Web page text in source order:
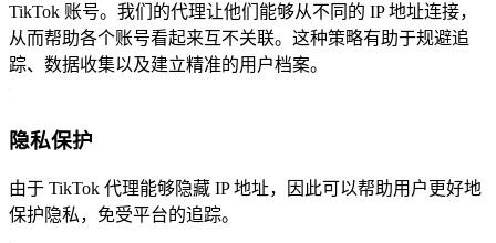
TikTok 账号。我们的代理让他们能够从不同的 IP 地址连接，
从而帮助各个账号看起来互不关联。这种策略有助于规避追
踪、数据收集以及建立精准的用户档案。
隐私保护
由于 TikTok 代理能够隐藏 IP 地址，因此可以帮助用户更好地
保护隐私，免受平台的追踪。